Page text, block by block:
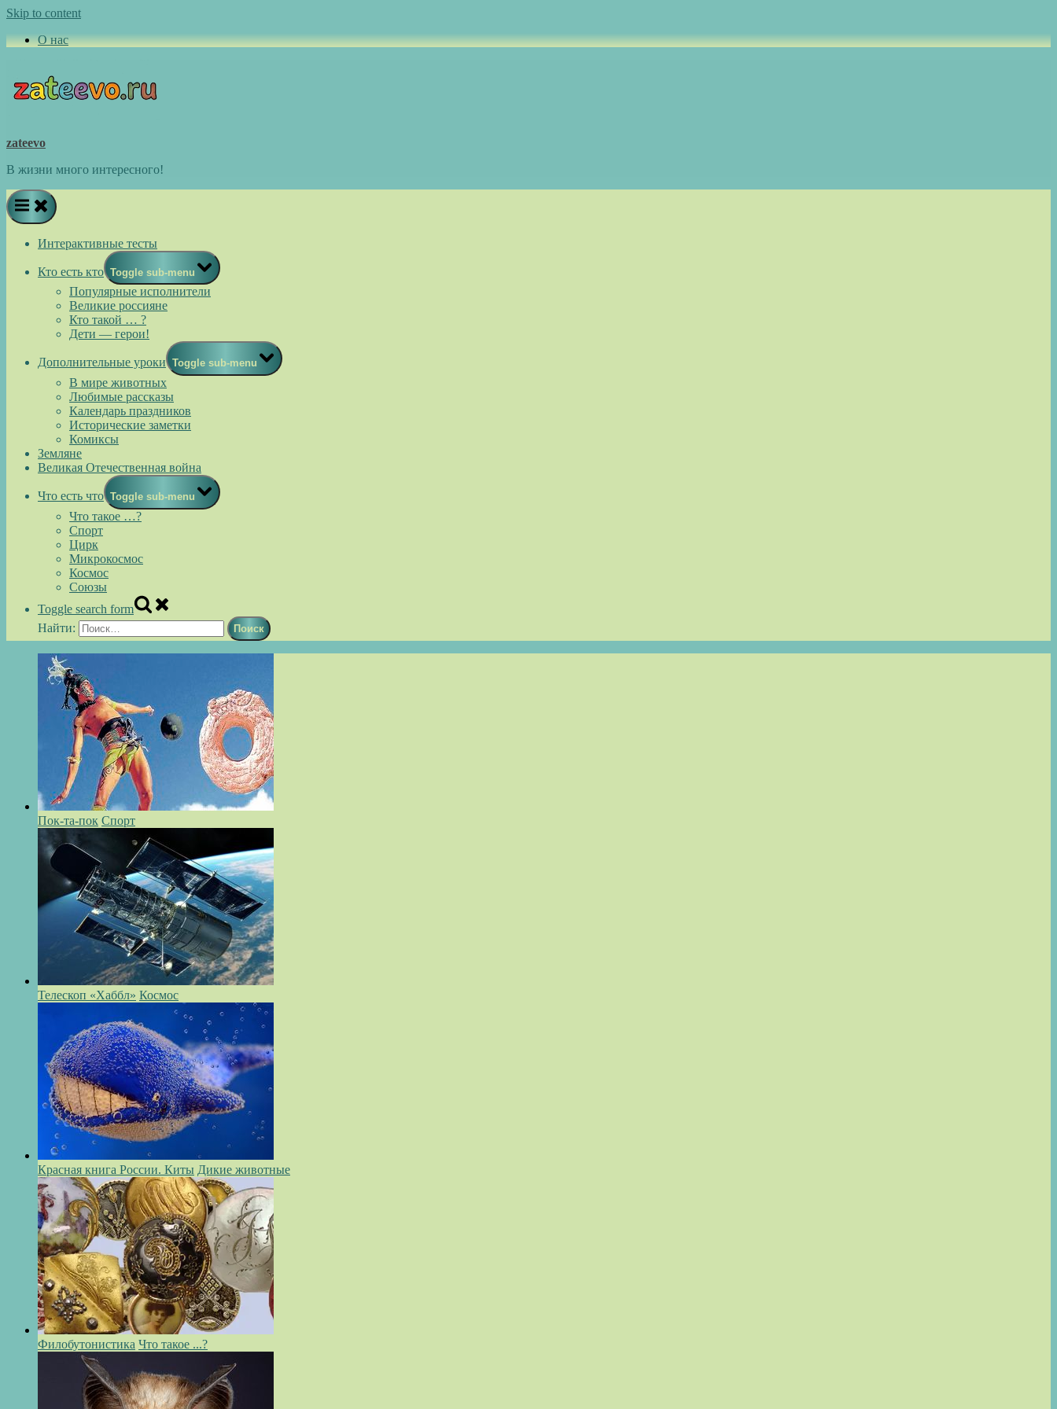
Skip to content
О нас
zateevo
В жизни много интересного!
Интерактивные тесты
Кто есть кто Toggle sub-menu
Популярные исполнители
Великие россияне
Кто такой … ?
Дети — герои!
Дополнительные уроки Toggle sub-menu
В мире животных
Любимые рассказы
Календарь праздников
Исторические заметки
Комиксы
Земляне
Великая Отечественная война
Что есть что Toggle sub-menu
Что такое …?
Спорт
Цирк
Микрокосмос
Космос
Союзы
Toggle search form
Найти:
Пок-та-пок Спорт
Телескоп «Хаббл» Космос
Красная книга России. Киты Дикие животные
Филобутонистика Что такое ...?